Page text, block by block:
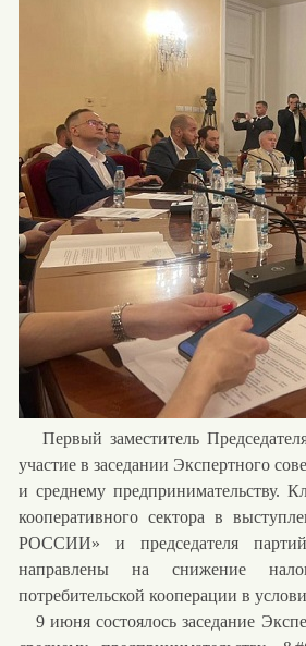
Первый заместитель
участие в заседании Экспертного
и среднему предпринимательству.
кооперативного сектора в
РОССИИ» и председателя
направлены на снижение
потребительской кооперации в
9 июня состоялось заседание